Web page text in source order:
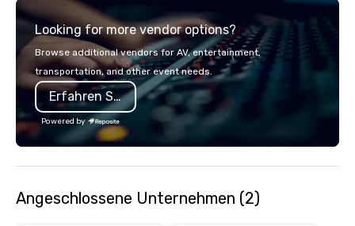
Looking for more vendor options?
Browse additional vendors for AV, entertainment,
transportation, and other event needs.
Erfahren Sie mehr
Powered by
Angeschlossene Unternehmen (2)